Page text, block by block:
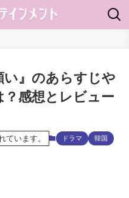
』のあらすじや
感想とレビュー
ています。 ドラマ 韓国